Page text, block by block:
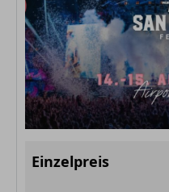
Einzelpreis